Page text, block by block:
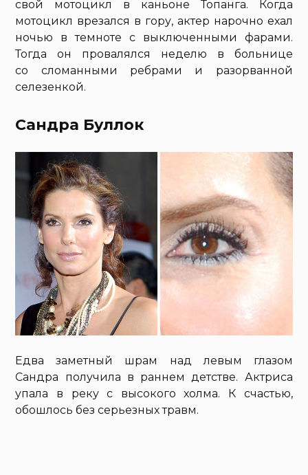
свой мотоцикл в каньоне Топанга. Когда
мотоцикл врезался в гору, актер нарочно ехал
ночью в темноте с выключенными фарами.
Тогда он провалялся неделю в больнице
со сломанными ребрами и разорванной
селезенкой.
Сандра Буллок
Едва заметный шрам над левым глазом
Сандра получила в раннем детстве. Актриса
упала в реку с высокого холма. К счастью,
обошлось без серьезных травм.